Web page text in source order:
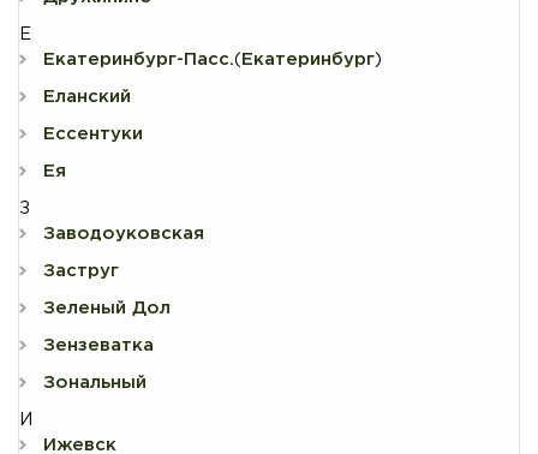
Е
Екатеринбург-Пасс.( Екатеринбург)
Еланский
Ессентуки
Ея
З
Заводоуковская
Заструг
Зеленый Дол
Зензеватка
Зональный
И
Ижевск